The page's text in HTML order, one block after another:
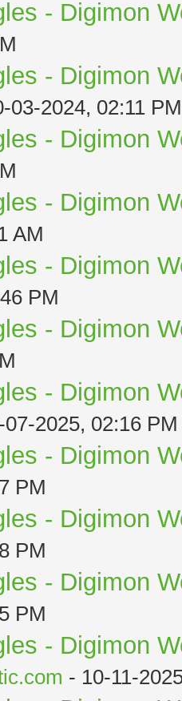
- Digimon
- Digimon
03-2024, 02:11 PM
- Digimon
- Digimon
AM
- Digimon
PM
- Digimon
- Digimon
07-2025, 02:16 PM
- Digimon
PM
- Digimon
PM
- Digimon
PM
- Digimon
- 10-11-